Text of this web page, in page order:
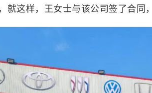
就这样，王女士与该公司签了合同